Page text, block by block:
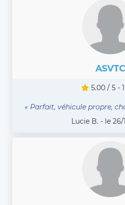
ASVTC
5.00 / 5 -
« Parfait, véhicule propre,
Lucie B. - le 26/